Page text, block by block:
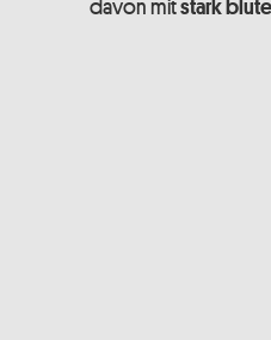
davon mitstark